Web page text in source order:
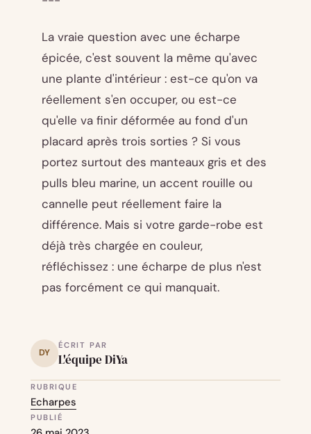
DY
ÉCRIT PAR
L'équipe DiYa
RUBRIQUE
Echarpes
PUBLIÉ
La vraie question avec une écharpe
épicée, c'est souvent la même qu'avec
une plante d'intérieur : est-ce qu'on va
réellement s'en occuper, ou est-ce
qu'elle va finir déformée au fond d'un
placard après trois sorties ? Si vous
portez surtout des manteaux gris et des
pulls bleu marine, un accent rouille ou
cannelle peut réellement faire la
différence. Mais si votre garde-robe est
déjà très chargée en couleur,
réfléchissez : une écharpe de plus n'est
pas forcément ce qui manquait.